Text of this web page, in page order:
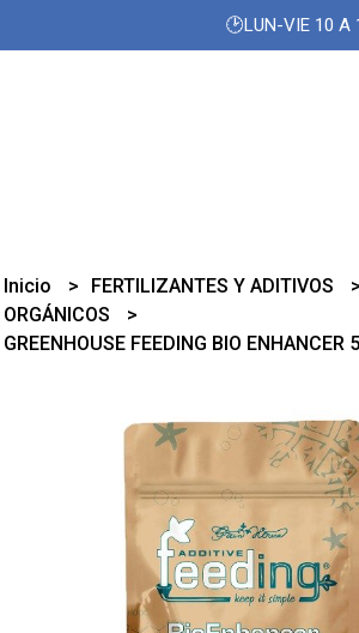
🕑LUN-VIE 10 A
Inicio
FERTILIZANTES Y ADITIVOS
ORGÁNICOS
GREENHOUSE FEEDING BIO ENHANCER